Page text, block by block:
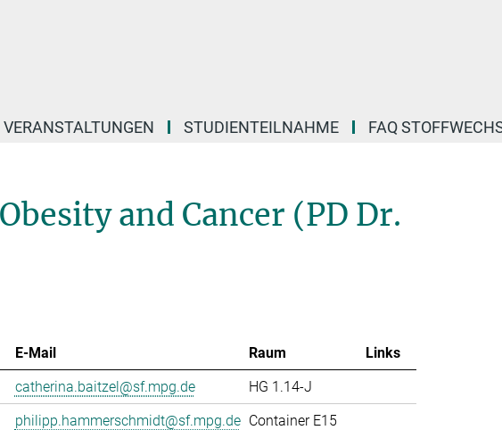
VERANSTALTUNGEN STUDIENTEILNAHME FAQ
and Cancer (PD Dr.
E-Mail Raum
Links
catherina.baitzel@sf.mpg.de
HG 1.14-J
philipp.hammerschmidt@sf.mpg.de Container E15